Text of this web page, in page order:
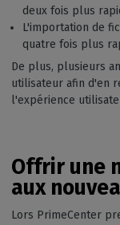
deux fois plus
L'importation de
quatre fois plus
De plus, plusieurs
utilisateur afin d'en
l'expérience
Offrir une
aux
Lors PrimeCenter